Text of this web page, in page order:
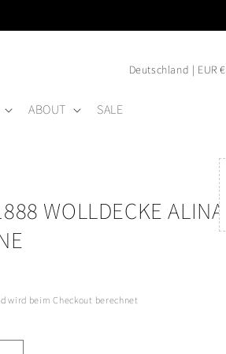
ABOUT SALE
N
E
N
Deutschland | EUR €
WOLLDECKE ALINA
wird beim Checkout berechnet